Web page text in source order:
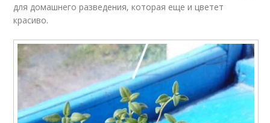
для домашнего разведения, которая еще и цветет
красиво.